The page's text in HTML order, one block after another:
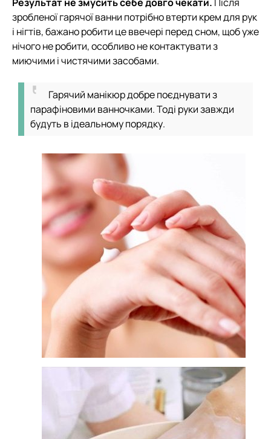
зробленої гарячої ванни потрібно втерти крем для рук
і нігтів, бажано робити це ввечері перед сном, щоб уже
нічого не робити, особливо не контактувати з
миючими і чистячими засобами.
Гарячий манікюр добре поєднувати з
парафіновими ванночками. Тоді руки завжди
будуть в ідеальному порядку.